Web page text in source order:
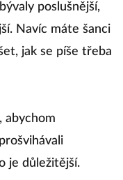
poslušnější,
Navíc máte šanci
jak se píše třeba
abychom
je důležitější.